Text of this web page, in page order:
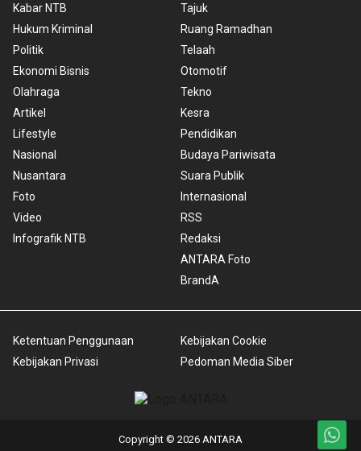
Kabar NTB
Hukum Kriminal
Politik
Ekonomi Bisnis
Olahraga
Artikel
Lifestyle
Nasional
Nusantara
Foto
Video
Infografik NTB
Tajuk
Ruang Ramadhan
Telaah
Otomotif
Tekno
Kesra
Pendidikan
Budaya Pariwisata
Suara Publik
Internasional
RSS
Redaksi
ANTARA Foto
BrandA
Ketentuan Penggunaan
Kebijakan Privasi
Kebijakan Cookie
Pedoman Media Siber
Copyright © 2026 ANTARA